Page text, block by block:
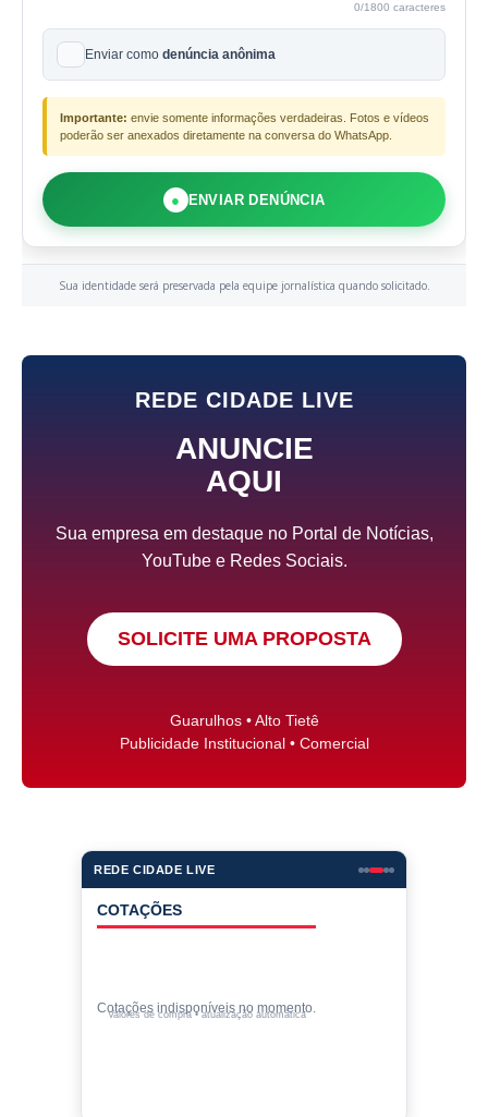
0/1800 caracteres
Enviar como denúncia anônima
Importante: envie somente informações verdadeiras. Fotos e vídeos
poderão ser anexados diretamente na conversa do WhatsApp.
● ENVIAR DENÚNCIA
Sua identidade será preservada pela equipe jornalística quando solicitado.
REDE CIDADE LIVE
ANUNCIE
AQUI
Sua empresa em destaque no Portal de Notícias,
YouTube e Redes Sociais.
SOLICITE UMA PROPOSTA
Guarulhos • Alto Tietê
Publicidade Institucional • Comercial
REDE CIDADE LIVE
COTAÇÕES
Cotações indisponíveis no momento.
Valores de compra • atualização automática